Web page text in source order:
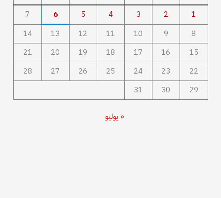
1
2
3
4
5
6
7
8
9
10
11
12
13
14
15
16
17
18
19
20
21
22
23
24
25
26
27
28
29
30
31
« يوليو